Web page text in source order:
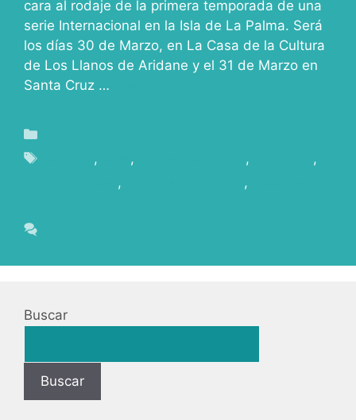
cara al rodaje de la primera temporada de una
serie Internacional en la Isla de La Palma. Será
los días 30 de Marzo, en La Casa de la Cultura
de Los Llanos de Aridane y el 31 de Marzo en
Santa Cruz …
, , ,
,
, ,
Buscar
Buscar